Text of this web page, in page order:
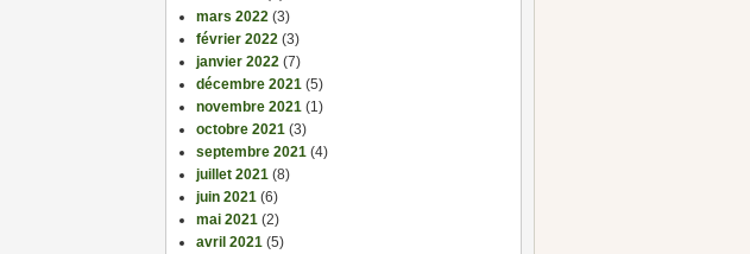
mars 2022 (3)
février 2022 (3)
janvier 2022 (7)
décembre 2021 (5)
novembre 2021 (1)
octobre 2021 (3)
septembre 2021 (4)
juillet 2021 (8)
juin 2021 (6)
mai 2021 (2)
avril 2021 (5)